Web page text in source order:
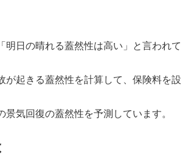
明日の晴れる蓋然性は高い」と言われて
が起きる蓋然性を計算して、保険料を設
景気回復の蓋然性を予測しています。